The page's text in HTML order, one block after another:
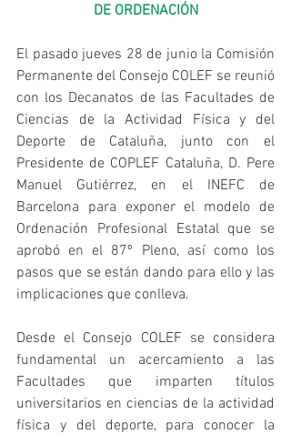
DE ORDENACIÓN
El pasado jueves 28 de junio la Comisión
Permanente del Consejo COLEF se reunió
con los Decanatos de las Facultades de
Ciencias de la Actividad Física y del
Deporte de Cataluña, junto con el
Presidente de COPLEF Cataluña, D. Pere
Manuel Gutiérrez, en el INEFC de
Barcelona para exponer el modelo de
Ordenación Profesional Estatal que se
aprobó en el 87º Pleno, así como los
pasos que se están dando para ello y las
implicaciones que conlleva.
Desde el Consejo COLEF se considera
fundamental un acercamiento a las
Facultades que imparten títulos
universitarios en ciencias de la actividad
física y del deporte, para conocer la